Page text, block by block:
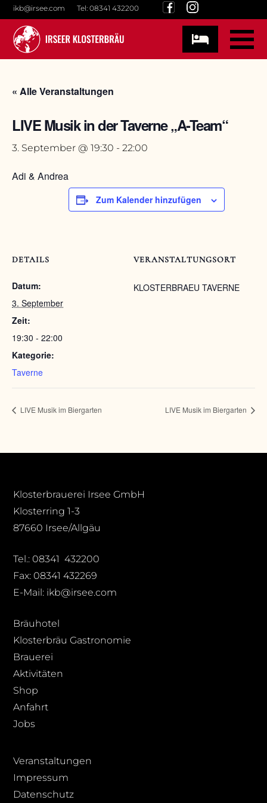
Skip
content
ikb@irsee.com Tel: 08341 432200
« Alle Veranstaltungen
LIVE Musik in der Taverne „A-Team“
3. September @ 19:30 - 22:00
Adi & Andrea
Zum Kalender hinzufügen
DETAILS
Datum:
3. September
Zeit:
19:30 - 22:00
Kategorie:
Taverne
VERANSTALTUNGSORT
KLOSTERBRAEU TAVERNE
LIVE Musik im Biergarten LIVE Musik im Biergarten
Klosterbrauerei Irsee GmbH
Klosterring 1-3
87660 Irsee/Allgäu
Tel.: 08341 432200
Fax: 08341 432269
E-Mail: ikb@irsee.com
Bräuhotel
Klosterbräu Gastronomie
Brauerei
Aktivitäten
Shop
Anfahrt
Jobs
Veranstaltungen
Impressum
Datenschutz